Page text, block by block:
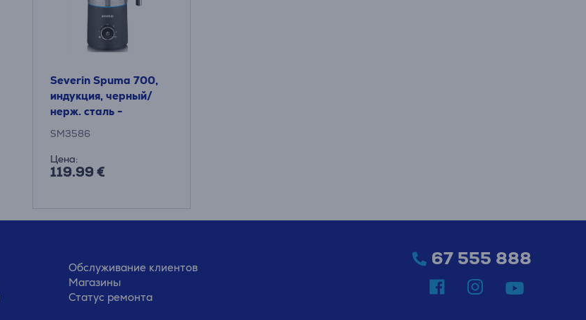
Severin Spuma 700,
индукция, черный/
нерж. сталь -
Капучинатор
SM3586
Цена:
119.99 €
Обслуживание клиентов
Магазины
Статус ремонта
67 555 888